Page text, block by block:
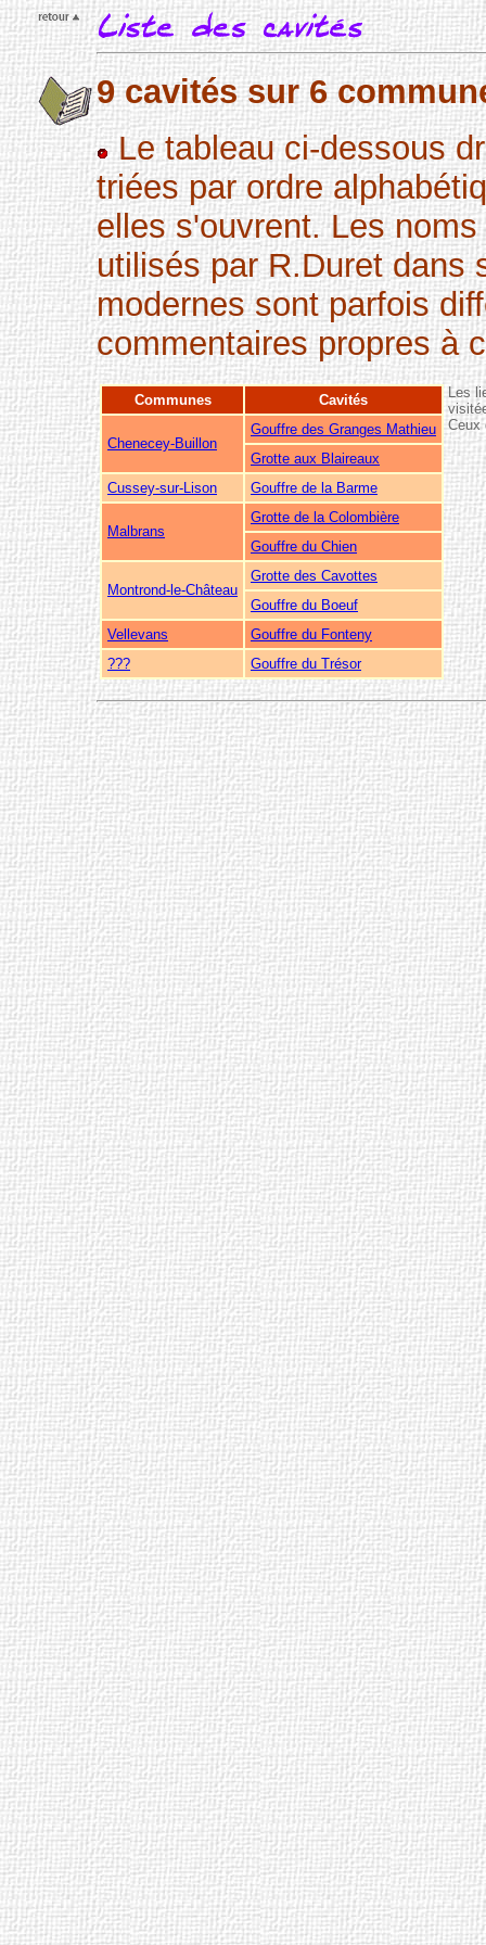
9 cavités sur 6
Le tableau ci-dessous
triées par ordre
elles s'ouvrent. Les
utilisés par R.Duret dans
modernes sont parfois
commentaires propres à
Communes Cavités
Chenecey-Buillon
Gouffre des Granges Mathieu
Grotte aux Blaireaux
Cussey-sur-Lison
Gouffre de la Barme
Malbrans
Grotte de la Colombière
Gouffre du Chien
Montrond-le-Château
Grotte des Cavottes
Gouffre du Boeuf
Vellevans
Gouffre du Fonteny
???
Gouffre du Trésor
Les
Ceux